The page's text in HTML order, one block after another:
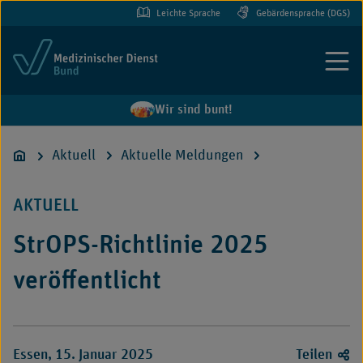
Leichte Sprache Gebärdensprache (DGS)
Menü
Wir sind bunt!
Aktuell Aktuelle Meldungen
AKTUELL
StrOPS-Richtlinie 2025
veröffentlicht
Essen, 15. Januar 2025 Teilen